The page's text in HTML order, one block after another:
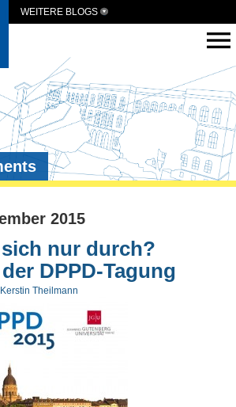
WEITERE BLOGS
2015
nur durch?
DPPD-Tagung
Kerstin Theilmann